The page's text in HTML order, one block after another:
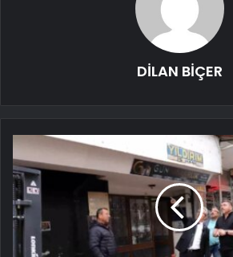
DİLAN BİÇER